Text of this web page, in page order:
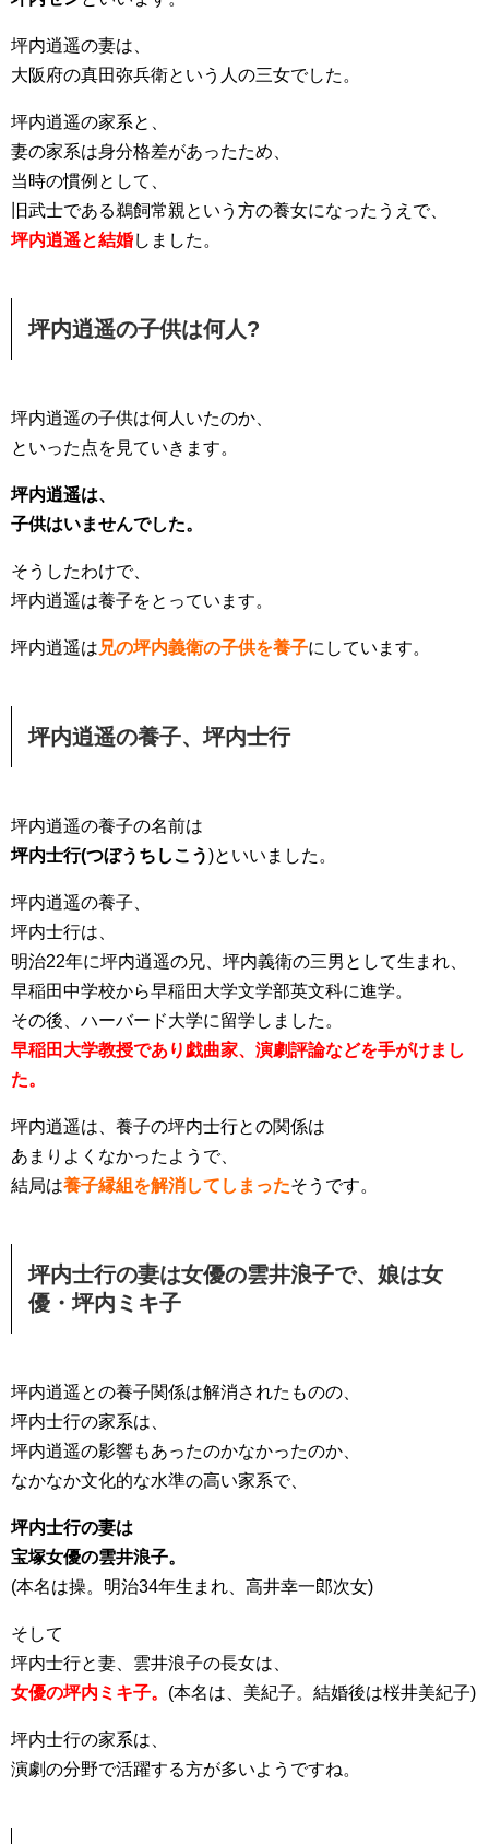
坪内逍遥の妻は、
大阪府の真田弥兵衛という人の三女でした。
坪内逍遥の家系と、
妻の家系は身分格差があったため、
当時の慣例として、
旧武士である鵜飼常親という方の養女になったうえで、
坪内逍遥と結婚しました。
坪内逍遥の子供は何人?
坪内逍遥の子供は何人いたのか、
といった点を見ていきます。
坪内逍遥は、
子供はいませんでした。
そうしたわけで、
坪内逍遥は養子をとっています。
坪内逍遥は 兄の坪内義衛の子供を養子にしています。
坪内逍遥の養子、坪内士行
坪内逍遥の養子の名前は
坪内士行(つぼうちしこう)といいました。
坪内逍遥の養子、
坪内士行は、
明治22年に坪内逍遥の兄、坪内義衛の三男として生まれ、
早稲田中学校から早稲田大学文学部英文科に進学。
その後、ハーバード大学に留学しました。
早稲田大学教授であり戯曲家、演劇評論などを手がけまし
た。
坪内逍遥は、養子の坪内士行との関係は
あまりよくなかったようで、
結局は養子縁組を解消してしまったそうです。
坪内士行の妻は女優の雲井浪子で、娘は女
優・坪内ミキ子
坪内逍遥との養子関係は解消されたものの、
坪内士行の家系は、
坪内逍遥の影響もあったのかなかったのか、
なかなか文化的な水準の高い家系で、
坪内士行の妻は
宝塚女優の雲井浪子。
(本名は操。明治34年生まれ、高井幸一郎次女)
そして
坪内士行と妻、雲井浪子の長女は、
女優の坪内ミキ子。 (本名は、美紀子。結婚後は桜井美紀子)
坪内士行の家系は、
演劇の分野で活躍する方が多いようですね。